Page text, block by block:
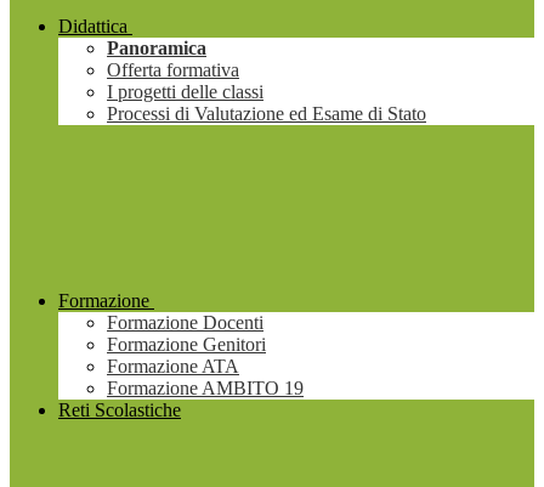
Didattica
Panoramica
Offerta formativa
I progetti delle classi
Processi di Valutazione ed Esame di Stato
Formazione
Formazione Docenti
Formazione Genitori
Formazione ATA
Formazione AMBITO 19
Reti Scolastiche